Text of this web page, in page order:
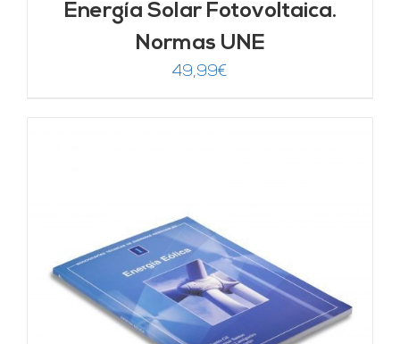
Energía Solar Fotovoltaica.
Normas UNE
49,99€